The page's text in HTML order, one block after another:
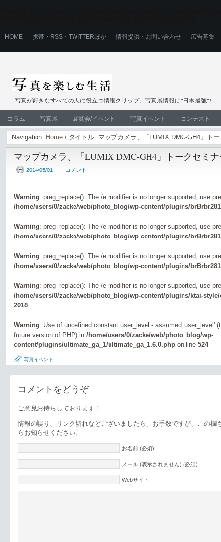
HOME 携帯・RSS・TWITTERほか 情報提供・お問い合わせ 広告募集
写真が好きなすべての人に役立つ情報クリップ。写真展情報は"日本最強"!
コラム 写真展 展覧会/イベント 写真イベント コンテスト
Navigation: Home / タイトル: マップカメラ、「LUMIX DMC-GH4」ト
マップカメラ、「LUMIX DMC-GH4」トークセミ
2014/05/01 コメント
Warning: preg_replace(): The /e modifier is no longer supported, use
/home/users/0/zacke/web/photo_blog/wp-content/plugins/
Warning: preg_replace(): The /e modifier is no longer supported, use
/home/users/0/zacke/web/photo_blog/wp-content/plugins/
Warning: preg_replace(): The /e modifier is no longer supported, use
/home/users/0/zacke/web/photo_blog/wp-content/plugins/
Warning: preg_replace(): The /e modifier is no longer supported, use
/home/users/0/zacke/web/photo_blog/wp-content/plugins/ktai-
2018
Warning: Use of undefined constant user_level - assumed 'user_level'
future version of PHP) in /home/users/0/zacke/web/photo_blog/wp-
content/plugins/ultimate_ga_1/ultimate_ga_1.6.0.php on line 524
写真イベント
コメントをどうぞ
ご意見お待ちしております！
情報の誤り、リンク切れなどございましたら、お手数ですが、この欄
らお知らせください。
お名前 (必須)
メール (表示されません) (必須)
Webサイト